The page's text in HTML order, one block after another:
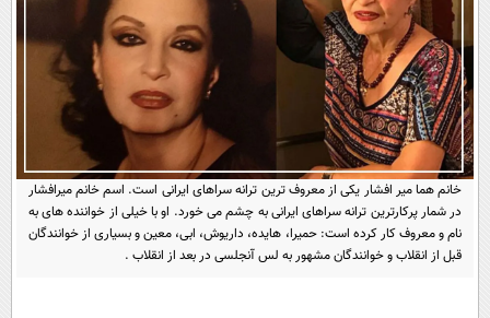
یک برش دانایی
محیط زیست
علم و دانش
اخبار کریپتو
باشگاه مغز
مجله تصویری سلاح
اقتصاد
ورزش
سیاست
عصر ایران 2
خواندنی ها و دیدنی ها
داستان کوتاه
آموزش زبان
خانم هما میر افشار یکی از معروف ترین ترانه سراهای ایرانی است. اسم خانم میرافشار
در شمار پرکارترین ترانه سراهای ایرانی به چشم می خورد. او با خیلی از خواننده های به
نام و معروف کار کرده است: حمیرا، هایده، داریوش، ابی، معین و بسیاری از خوانندگان
قبل از انقلاب و خوانندگان مشهور به لس آنجلسی در بعد از انقلاب .